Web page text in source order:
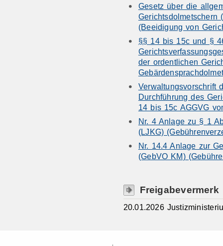
Gesetz über die
Gerichtsdolmetschern
(Beeidigung von
§§ 14 bis 15c und §
der ordentlichen
Verwaltungsvorschrift
Durchführung des
14 bis 15c AGGVG
Nr. 4 Anlage zu § 1
(LJKG)
Nr. 14.4 Anlage zur
(GebVO KM)
Freigabevermerk
20.01.2026